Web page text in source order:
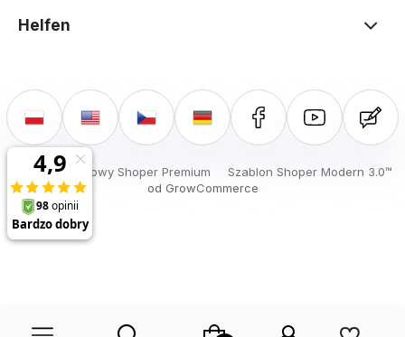
Helfen
Sklep internetowy Shoper Premium
Szablon Shoper Modern 3.0™
od GrowCommerce